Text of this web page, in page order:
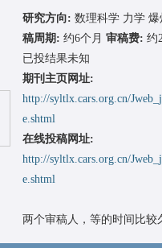
研究方向: 数理科学 力学
稿周期: 约6个月 审稿费: 约
已投结果未知
期刊主页网址:
http://syltlx.cars.org.cn/
e.shtml
在线投稿网址:
http://syltlx.cars.org.cn/
e.shtml
两个审稿人，等的时间比较